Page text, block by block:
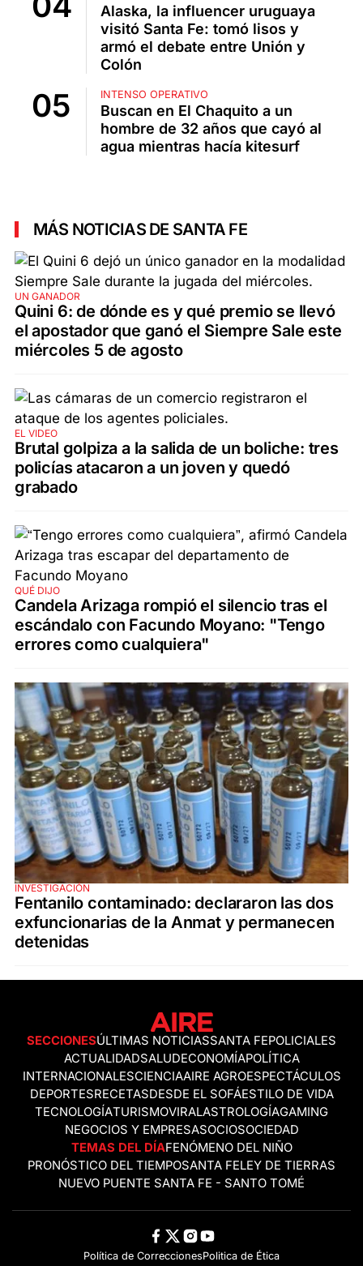
Alaska, la influencer uruguaya
visitó Santa Fe: tomó lisos y
armó el debate entre Unión y
Colón
INTENSO OPERATIVO
Buscan en El Chaquito a un
hombre de 32 años que cayó al
agua mientras hacía kitesurf
MÁS NOTICIAS DE SANTA FE
UN GANADOR
Quini 6: de dónde es y qué premio se llevó
el apostador que ganó el Siempre Sale este
miércoles 5 de agosto
EL VIDEO
Brutal golpiza a la salida de un boliche: tres
policías atacaron a un joven y quedó
grabado
QUÉ DIJO
Candela Arizaga rompió el silencio tras el
escándalo con Facundo Moyano: "Tengo
errores como cualquiera"
INVESTIGACIÓN
Fentanilo contaminado: declararon las dos
exfuncionarias de la Anmat y permanecen
detenidas
SECCIONESÚLTIMAS NOTICIASSANTA FEPOLICIALES
ACTUALIDADSALUDECONOMÍAPOLÍTICA
INTERNACIONALESCIENCIAAIRE AGROESPECTÁCULOS
DEPORTESRECETASDESDE EL SOFÁESTILO DE VIDA
TECNOLOGÍATURISMOVIRALASTROLOGÍAGAMING
NEGOCIOS Y EMPRESASOCIOSOCIEDAD
TEMAS DEL DÍAFENÓMENO DEL NIÑO
PRONÓSTICO DEL TIEMPOSANTA FELEY DE TIERRAS
NUEVO PUENTE SANTA FE - SANTO TOMÉ
Política de CorreccionesPolitica de Ética